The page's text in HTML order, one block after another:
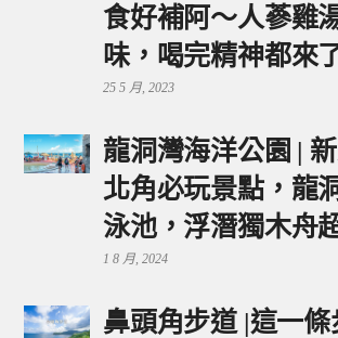
食好補阿～人蔘雞
味，喝完精神都來
25 5 月, 2023
龍洞灣海洋公園 |
北角必玩景點，龍
泳池，浮潛獨木舟
1 8 月, 2024
鼻頭角步道 |這一